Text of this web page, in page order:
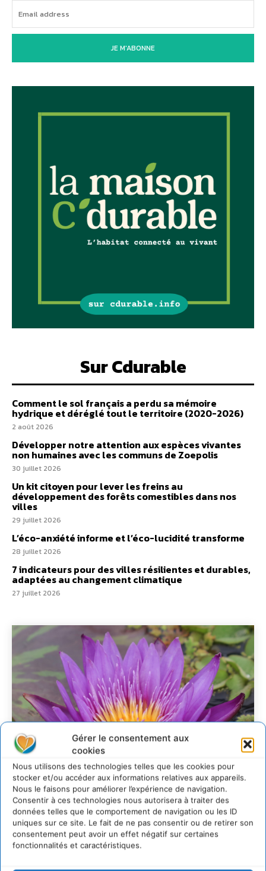
Gérer le consentement aux
cookies
Nous utilisons des technologies telles que les cookies pour
stocker et/ou accéder aux informations relatives aux appareils.
Nous le faisons pour améliorer l’expérience de navigation.
Consentir à ces technologies nous autorisera à traiter des
données telles que le comportement de navigation ou les ID
uniques sur ce site. Le fait de ne pas consentir ou de retirer son
consentement peut avoir un effet négatif sur certaines
fonctionnalités et caractéristiques.
JE M'ABONNE
Sur Cdurable
Comment le sol français a perdu sa mémoire
hydrique et déréglé tout le territoire (2020-2026)
2 août 2026
Développer notre attention aux espèces vivantes
non humaines avec les communs de Zoepolis
30 juillet 2026
Un kit citoyen pour lever les freins au
développement des forêts comestibles dans nos
villes
29 juillet 2026
L’éco-anxiété informe et l’éco-lucidité transforme
28 juillet 2026
7 indicateurs pour des villes résilientes et durables,
adaptées au changement climatique
27 juillet 2026
Transformer les
territoires par le